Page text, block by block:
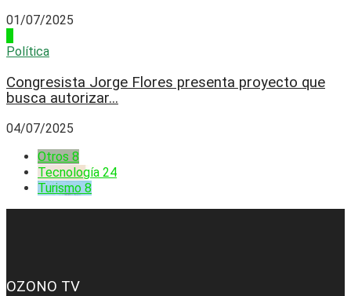
01/07/2025
Política
Congresista Jorge Flores presenta proyecto que
busca autorizar...
04/07/2025
Otros 8
Tecnología 24
Turismo 8
OZONO TV